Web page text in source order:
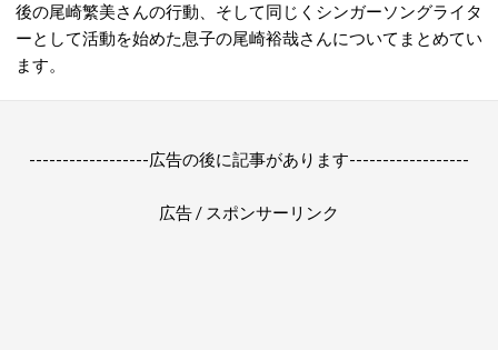
後の尾崎繁美さんの行動、そして同じくシンガーソングライタ
ーとして活動を始めた息子の尾崎裕哉さんについてまとめてい
ます。
------------------広告の後に記事があります------------------
広告 / スポンサーリンク